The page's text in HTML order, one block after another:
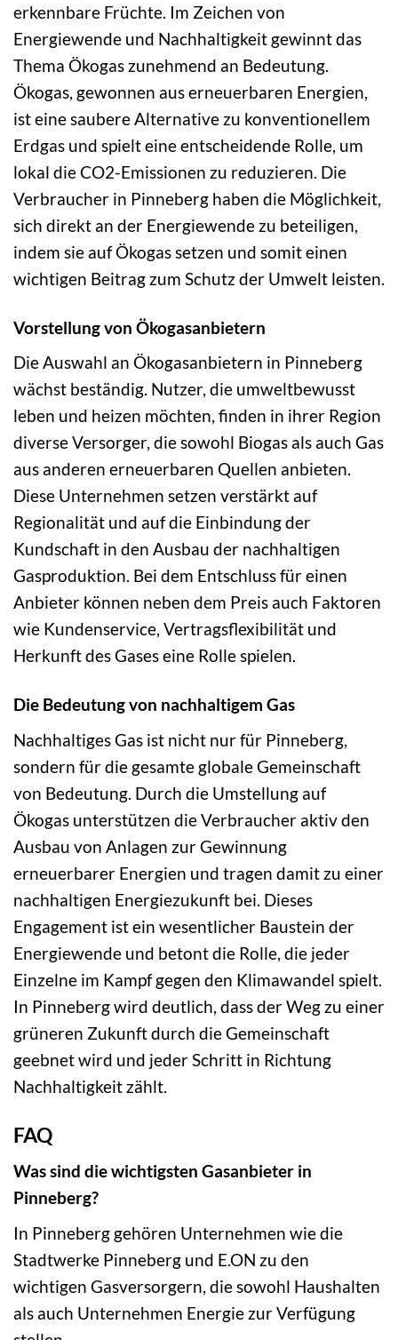
erkennbare Früchte. Im Zeichen von
Energiewende und Nachhaltigkeit gewinnt das
Thema Ökogas zunehmend an Bedeutung.
Ökogas, gewonnen aus erneuerbaren Energien,
ist eine saubere Alternative zu konventionellem
Erdgas und spielt eine entscheidende Rolle, um
lokal die CO2-Emissionen zu reduzieren. Die
Verbraucher in Pinneberg haben die Möglichkeit,
sich direkt an der Energiewende zu beteiligen,
indem sie auf Ökogas setzen und somit einen
wichtigen Beitrag zum Schutz der Umwelt leisten.
Vorstellung von Ökogasanbietern
Die Auswahl an Ökogasanbietern in Pinneberg
wächst beständig. Nutzer, die umweltbewusst
leben und heizen möchten, finden in ihrer Region
diverse Versorger, die sowohl Biogas als auch Gas
aus anderen erneuerbaren Quellen anbieten.
Diese Unternehmen setzen verstärkt auf
Regionalität und auf die Einbindung der
Kundschaft in den Ausbau der nachhaltigen
Gasproduktion. Bei dem Entschluss für einen
Anbieter können neben dem Preis auch Faktoren
wie Kundenservice, Vertragsflexibilität und
Herkunft des Gases eine Rolle spielen.
Die Bedeutung von nachhaltigem Gas
Nachhaltiges Gas ist nicht nur für Pinneberg,
sondern für die gesamte globale Gemeinschaft
von Bedeutung. Durch die Umstellung auf
Ökogas unterstützen die Verbraucher aktiv den
Ausbau von Anlagen zur Gewinnung
erneuerbarer Energien und tragen damit zu einer
nachhaltigen Energiezukunft bei. Dieses
Engagement ist ein wesentlicher Baustein der
Energiewende und betont die Rolle, die jeder
Einzelne im Kampf gegen den Klimawandel spielt.
In Pinneberg wird deutlich, dass der Weg zu einer
grüneren Zukunft durch die Gemeinschaft
geebnet wird und jeder Schritt in Richtung
Nachhaltigkeit zählt.
FAQ
Was sind die wichtigsten Gasanbieter in
Pinneberg?
In Pinneberg gehören Unternehmen wie die
Stadtwerke Pinneberg und E.ON zu den
wichtigen Gasversorgern, die sowohl Haushalten
als auch Unternehmen Energie zur Verfügung